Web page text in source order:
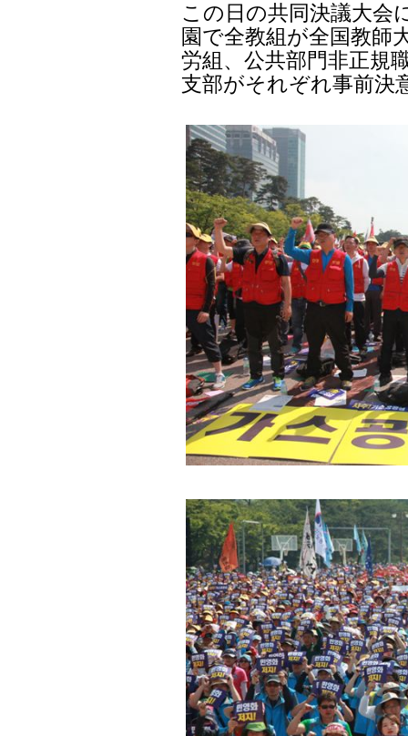
この日の共同決議大会
園で全教組が全国教師
労組、公共部門非正規
支部がそれぞれ事前決